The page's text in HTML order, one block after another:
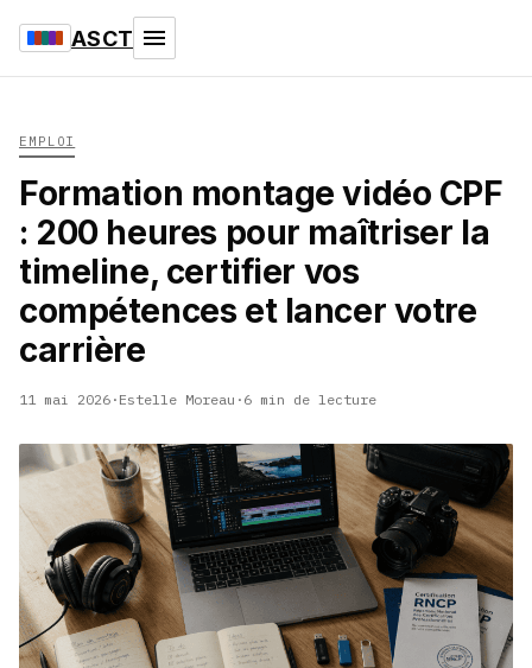
ASCT
EMPLOI
Formation montage vidéo CPF
: 200 heures pour maîtriser la
timeline, certifier vos
compétences et lancer votre
carrière
11 mai 2026 · Estelle Moreau · 6 min de lecture